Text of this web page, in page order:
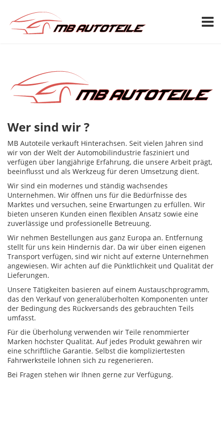
Wer sind wir ?
MB Autoteile verkauft Hinterachsen. Seit vielen Jahren sind
wir von der Welt der Automobilindustrie fasziniert und
verfügen über langjährige Erfahrung, die unsere Arbeit prägt,
beeinflusst und als Werkzeug für deren Umsetzung dient.
Wir sind ein modernes und ständig wachsendes
Unternehmen. Wir öffnen uns für die Bedürfnisse des
Marktes und versuchen, seine Erwartungen zu erfüllen. Wir
bieten unseren Kunden einen flexiblen Ansatz sowie eine
zuverlässige und professionelle Betreuung.
Wir nehmen Bestellungen aus ganz Europa an. Entfernung
stellt für uns kein Hindernis dar. Da wir über einen eigenen
Transport verfügen, sind wir nicht auf externe Unternehmen
angewiesen. Wir achten auf die Pünktlichkeit und Qualität der
Lieferungen.
Unsere Tätigkeiten basieren auf einem Austauschprogramm,
das den Verkauf von generalüberholten Komponenten unter
der Bedingung des Rückversands des gebrauchten Teils
umfasst.
Für die Überholung verwenden wir Teile renommierter
Marken höchster Qualität. Auf jedes Produkt gewähren wir
eine schriftliche Garantie. Selbst die kompliziertesten
Fahrwerksteile lohnen sich zu regenerieren.
Bei Fragen stehen wir Ihnen gerne zur Verfügung.